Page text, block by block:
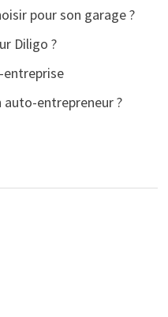
pour son garage ?
Diligo ?
entrepreneur ?